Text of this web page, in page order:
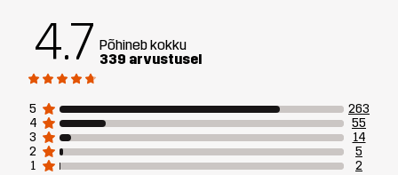
Artikli number 10921_2636
4.7 Põhineb kokku
339 arvustusel
5
263
4
55
3
14
2
5
1
2